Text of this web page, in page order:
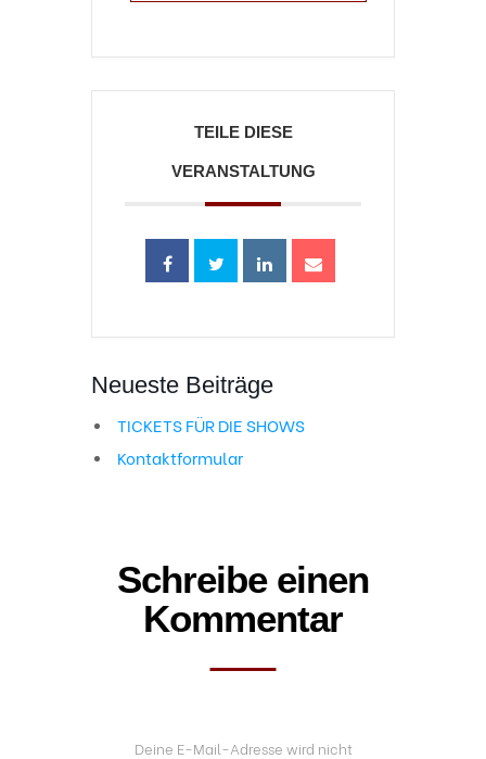
TEILE DIESE
VERANSTALTUNG
Neueste Beiträge
TICKETS FÜR DIE SHOWS
Kontaktformular
Schreibe einen
Kommentar
Deine E-Mail-Adresse wird nicht